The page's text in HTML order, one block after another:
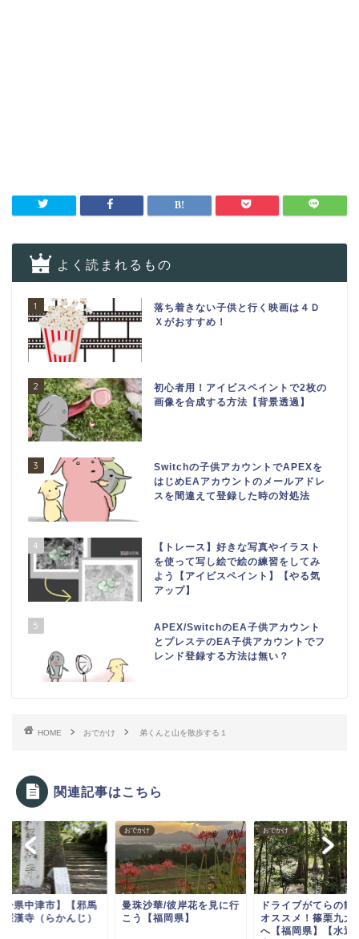
よく読まれるもの
1
落ち着きない子供と行く映画は４Ｄ
Ｘがおすすめ！
2
初心者用！アイビスペイントで2枚の
画像を合成する方法【背景透過】
3
Switchの子供アカウントでAPEXを
はじめEAアカウントのメールアドレ
スを間違えて登録した時の対処法
4
【トレース】好きな写真やイラスト
を使って写し絵で絵の練習をしてみ
よう【アイビスペイント】【やる気
アップ】
5
APEX/SwitchのEA子供アカウント
とプレステのEA子供アカウントでフ
レンド登録する方法は無い？
HOME おでかけ 弟くんと山を散歩する１
関連記事はこちら
分県中津市】【邪馬
羅漢寺（らかんじ）
おでかけ
曼珠沙華/彼岸花を見に行
こう【福岡県】
おでかけ
ドライブがてらの散
オススメ！篠栗九大
へ【福岡県】【水辺